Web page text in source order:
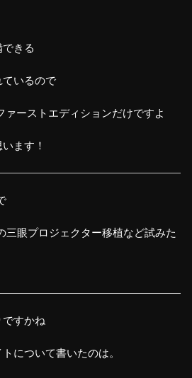
きる
いるので
ァーストエディションだけですよ
ます！
三眼プロジェクター移植など試みた
すかね
について書いたのは。